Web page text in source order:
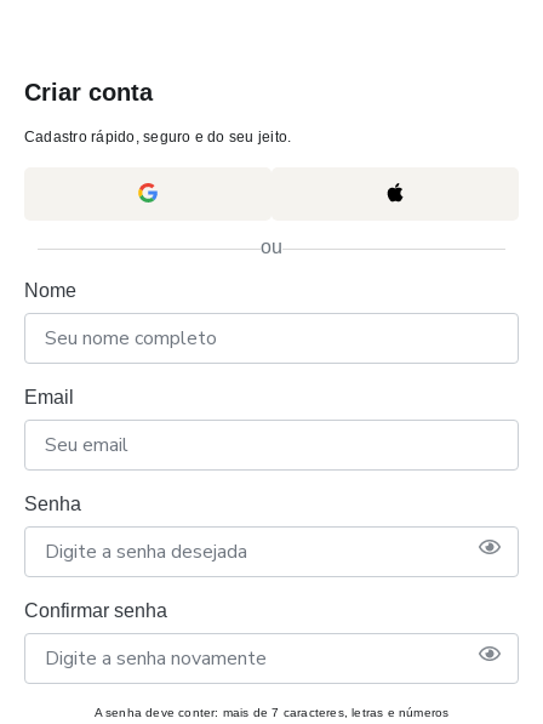
Criar conta
Cadastro rápido, seguro e do seu jeito.
ou
Nome
Email
Senha
Confirmar senha
A senha deve conter: mais de 7 caracteres, letras e números